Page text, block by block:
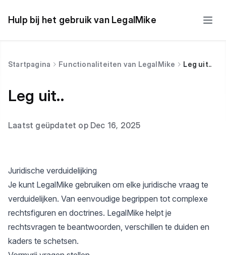
Hulp bij het gebruik van LegalMike
Startpagina Functionaliteiten van LegalMike Leg uit..
Leg uit..
Laatst geüpdatet op Dec 16, 2025
Juridische verduidelijking
Je kunt LegalMike gebruiken om elke juridische vraag te
verduidelijken. Van eenvoudige begrippen tot complexe
rechtsfiguren en doctrines. LegalMike helpt je
rechtsvragen te beantwoorden, verschillen te duiden en
kaders te schetsen.